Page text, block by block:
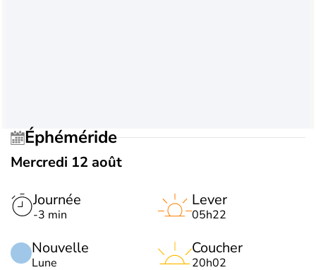
Éphéméride
Mercredi 12 août
Journée
-3 min
Nouvelle
Lune
Lever
05h22
Coucher
20h02